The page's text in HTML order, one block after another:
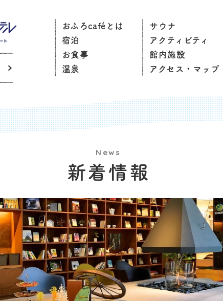
おふろcaféとは
宿泊
お食事
温泉
サウナ
アクティビティ
館内施設
アクセス・マップ
News
新着情報